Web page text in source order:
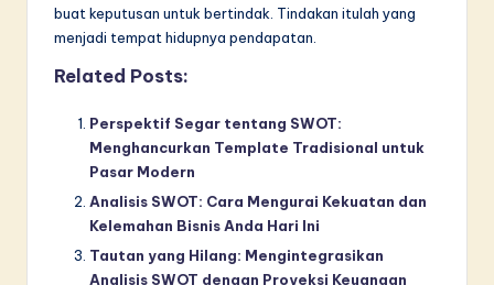
buat keputusan untuk bertindak. Tindakan itulah yang
menjadi tempat hidupnya pendapatan.
Related Posts:
Perspektif Segar tentang SWOT:
Menghancurkan Template Tradisional untuk
Pasar Modern
Analisis SWOT: Cara Mengurai Kekuatan dan
Kelemahan Bisnis Anda Hari Ini
Tautan yang Hilang: Mengintegrasikan
Analisis SWOT dengan Proyeksi Keuangan